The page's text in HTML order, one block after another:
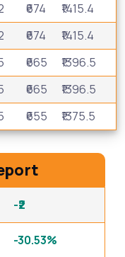
₹674
₹1415.4
₹674
₹1415.4
₹665
₹1396.5
₹665
₹1396.5
₹655 ₹1375.5
-₹2
-30.53%